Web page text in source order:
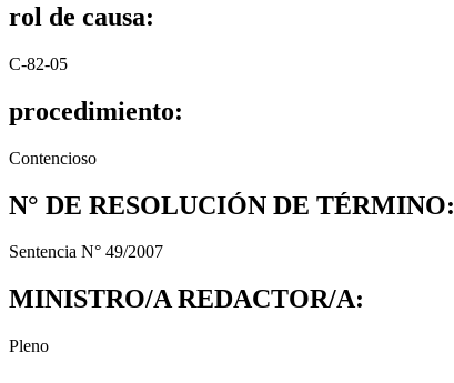
rol de causa:
C-82-05
procedimiento:
Contencioso
N° DE RESOLUCIÓN DE TÉRMINO:
Sentencia N° 49/2007
MINISTRO/A REDACTOR/A:
Pleno